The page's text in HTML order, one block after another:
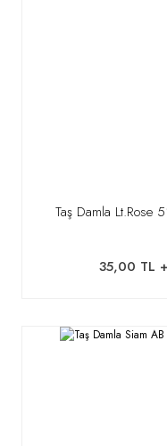
Taş Damla Lt.Rose
35,00 TL